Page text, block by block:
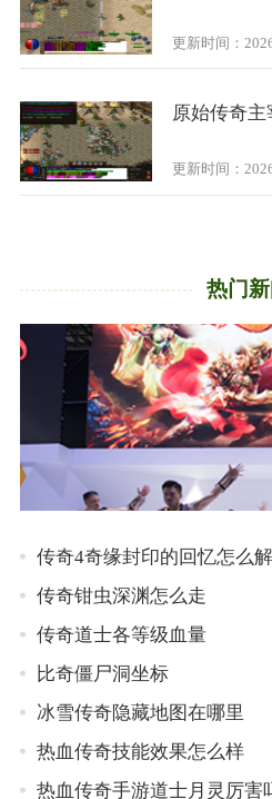
更新时间：
原始传奇
更新时间：
热门新
传奇4奇缘封印的回忆怎么
传奇钳虫深渊怎么走
传奇道士各等级血量
比奇僵尸洞坐标
冰雪传奇隐藏地图在哪里
热血传奇技能效果怎么样
热血传奇手游道士月灵厉害